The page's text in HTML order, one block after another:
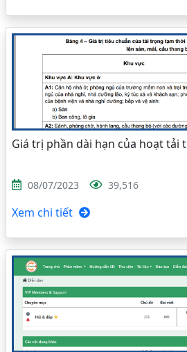
Giá trị phần dài hạn của hoạt tải
08/07/2023 39,516
Xem chi tiết